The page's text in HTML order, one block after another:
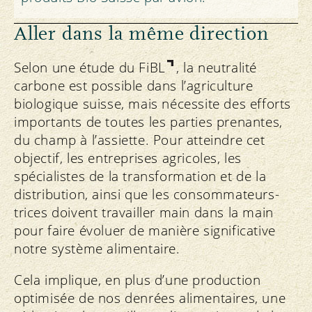
Aller dans la même direction
Selon une étude du FiBL , la neutralité
carbone est possible dans l’agriculture
biologique suisse, mais nécessite des efforts
importants de toutes les parties prenantes,
du champ à l’assiette. Pour atteindre cet
objectif, les entreprises agricoles, les
spécialistes de la transformation et de la
distribution, ainsi que les consommateurs-
trices doivent travailler main dans la main
pour faire évoluer de manière significative
notre système alimentaire.
Cela implique, en plus d’une production
optimisée de nos denrées alimentaires, une